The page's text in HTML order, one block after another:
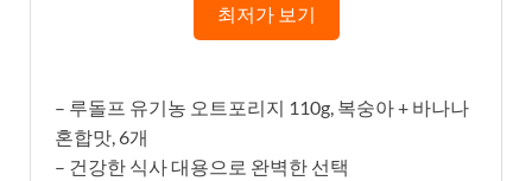
최저가 보기
– 루돌프 유기농 오트포리지 110g, 복숭아 + 바나나
혼합맛, 6개
– 건강한 식사 대용으로 완벽한 선택